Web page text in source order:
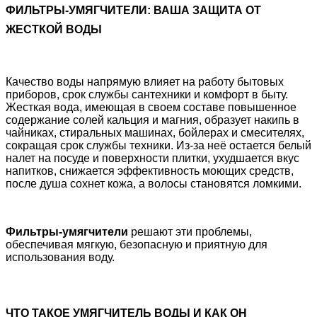
ФИЛЬТРЫ-УМЯГЧИТЕЛИ: ВАША ЗАЩИТА ОТ
ЖЕСТКОЙ ВОДЫ
Качество воды напрямую влияет на работу бытовых
приборов, срок службы сантехники и комфорт в быту.
Жесткая вода, имеющая в своем составе повышенное
содержание солей кальция и магния, образует накипь в
чайниках, стиральных машинах, бойлерах и смесителях,
сокращая срок службы техники. Из-за неё остается белый
налет на посуде и поверхности плитки, ухудшается вкус
напитков, снижается эффективность моющих средств,
после душа сохнет кожа, а волосы становятся ломкими.
Фильтры-умягчители решают эти проблемы,
обеспечивая мягкую, безопасную и приятную для
использования воду.
ЧТО ТАКОЕ УМЯГЧИТЕЛЬ ВОДЫ И КАК ОН